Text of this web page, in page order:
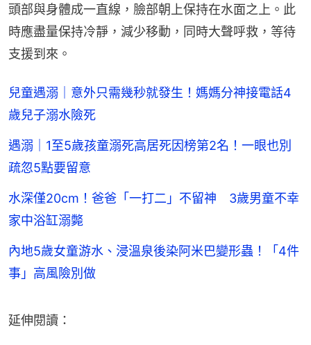
頭部與身體成一直線，臉部朝上保持在水面之上。此
時應盡量保持冷靜，減少移動，同時大聲呼救，等待
支援到來。
兒童遇溺｜意外只需幾秒就發生！媽媽分神接電話4
歲兒子溺水險死
遇溺｜1至5歲孩童溺死高居死因榜第2名！一眼也別
疏忽5點要留意
水深僅20cm！爸爸「一打二」不留神 3歲男童不幸
家中浴缸溺斃
內地5歲女童游水、浸溫泉後染阿米巴變形蟲！「4件
事」高風險別做
延伸閱讀：